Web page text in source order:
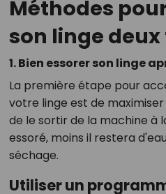
Méthodes
son linge
1. Bien essorer son linge
La première étape pour
votre linge est de
de le sortir de la machine à
essoré, moins il restera
séchage.
Utiliser un